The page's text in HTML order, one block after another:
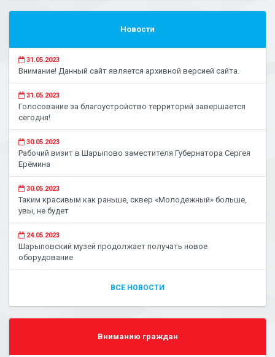
Новости
31.05.2023
Внимание! Данный сайт является архивной версией сайта.
31.05.2023
Голосование за благоустройство территорий завершается
сегодня!
30.05.2023
Рабочий визит в Шарыпово заместителя Губернатора Сергея
Ерёмина
30.05.2023
Таким красивым как раньше, сквер «Молодежный» больше,
увы, не будет
24.05.2023
Шарыповский музей продолжает получать новое
оборудование
ВСЕ НОВОСТИ
Вниманию граждан